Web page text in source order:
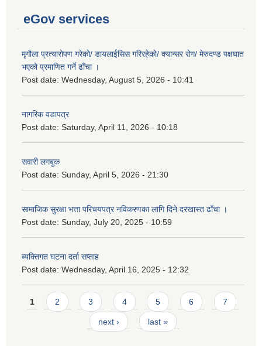
eGov services
मृगौला प्रत्यारोपण गरेको/ डायलाईसिस गरिरहेको/ क्यान्सर रोग/ मेरुदण्ड पक्षघात
भएको प्रमाणित गर्ने ढाँचा ।
Post date: Wednesday, August 5, 2026 - 10:41
नागरिक वडापत्र
Post date: Saturday, April 11, 2026 - 10:18
सवारी लगबुक
Post date: Sunday, April 5, 2026 - 21:30
सामाजिक सुरक्षा भत्ता परिचयपत्र नविकरणका लागि दिने दरखास्त ढाँचा ।
Post date: Sunday, July 20, 2025 - 10:59
ब्यक्तिगत घटना दर्ता सप्ताह
Post date: Wednesday, April 16, 2025 - 12:32
Pages
1 2 3 4 5 6 7
next › last »